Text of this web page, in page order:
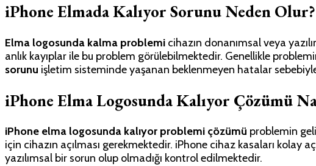
iPhone Elmada Kalıyor Sorunu Neden Olur?
Elma logosunda kalma problemi cihazın donanımsal veya
anlık kayıplar ile bu problem görülebilmektedir. Genellikle
sorunu işletim sisteminde yaşanan beklenmeyen hatalar
iPhone Elma Logosunda Kalıyor Çözümü
iPhone elma logosunda kalıyor problemi çözümü problemin
için cihazın açılması gerekmektedir. iPhone cihaz kasaları kolay
yazılımsal bir sorun olup olmadığı kontrol edilmektedir.